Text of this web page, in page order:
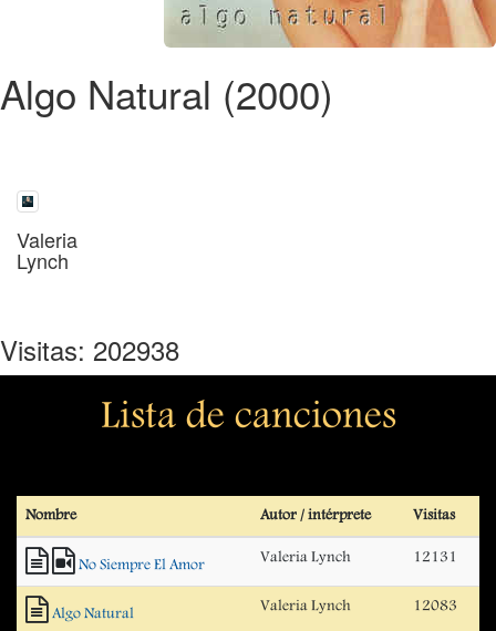
Algo Natural (2000)
Valeria
Lynch
Visitas: 202938
Lista de canciones
Nombre Autor / intérprete Visitas
No Siempre El Amor Valeria Lynch 12131
Algo Natural Valeria Lynch 12083